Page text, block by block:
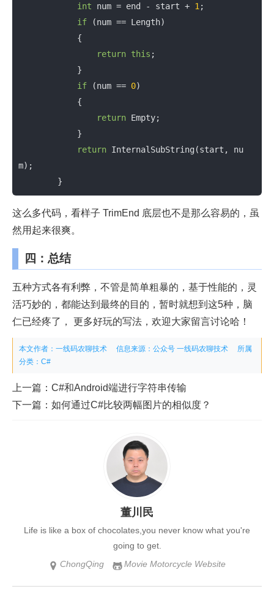
int num = end - start + 1 ;
if (num == Length)
{
return this ;
}
if (num == 0)
{
return Empty;
}
return InternalSubString(start, nu
m);
}
这么多代码，看样子 TrimEnd 底层也不是那么容易的，虽
然用起来很爽。
四：总结
五种方式各有利弊，不管是简单粗暴的，基于性能的，灵
活巧妙的，都能达到最终的目的，暂时就想到这5种，脑
仁已经疼了， 更多好玩的写法，欢迎大家留言讨论哈！
本文作者：一线码农聊技术 信息来源： 公众号 一线码农聊技术
所属
分类： C#
上一篇： C#和Android端进行字符串传输
下一篇： 如何通过C#比较两幅图片的相似度？
董川民
Life is like a box of chocolates,you never know what you're
going to get.
 ChongQing Movie Motorcycle Website